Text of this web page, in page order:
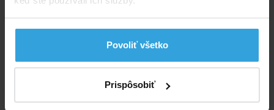
Povoliť všetko
Prispôsobiť
video). Energia z bazénového čerpadla umožní
vysávaču sa nepravidelne pohybovať po bazéne.
zabraňuje zanášaniu filtrácie.Požadovaný výkon
filtračného čerpadla je od 3m3/hod a 120W do
Pripája sa k odtoku vody na vnútornej stene bazéna